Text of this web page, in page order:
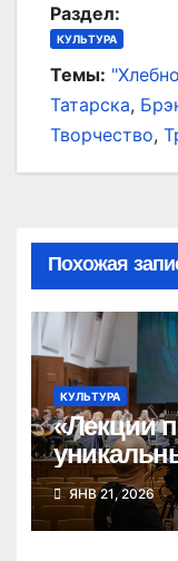
Раздел:
КУЛЬТУРА
Темы:
Татарска,
Творчество,
Похожая
КУЛЬТУРА
«Лекции
ЯНВ 21, 2026